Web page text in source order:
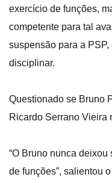
exercício de funções,
competente para tal
suspensão para a
disciplinar.
Questionado se Bruno
Ricardo Serrano Vieira
“O Bruno nunca
de funções”, salientou